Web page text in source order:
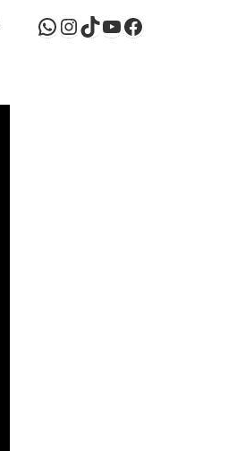
WhatsApp
Instagram
TikTok
YouTube
Facebook